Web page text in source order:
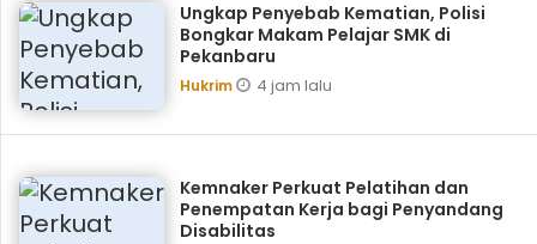
Ungkap Penyebab Kematian, Polisi
Bongkar Makam Pelajar SMK di
Pekanbaru
Hukrim 4 jam lalu
Kemnaker Perkuat Pelatihan dan
Penempatan Kerja bagi Penyandang
Disabilitas